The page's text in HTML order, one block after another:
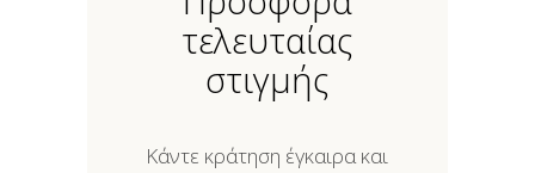
τελευταίας
στιγμής
Κάντε κράτηση έγκαιρα και